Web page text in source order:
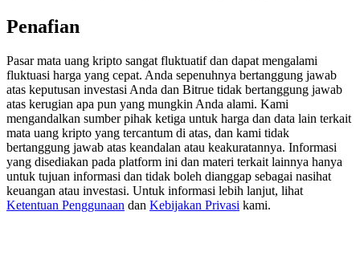
Precious Metals Trading Carnival
Trade Gold & Silver · 33,333 USDT Bonus
USDT New User Exclusive 10% APR
USDT Flexible Staking | Daily Rewards
Penafian
Pasar mata uang kripto sangat fluktuatif dan dapat mengalami
fluktuasi harga yang cepat. Anda sepenuhnya bertanggung jawab
atas keputusan investasi Anda dan Bitrue tidak bertanggung jawab
atas kerugian apa pun yang mungkin Anda alami. Kami
mengandalkan sumber pihak ketiga untuk harga dan data lain terkait
mata uang kripto yang tercantum di atas, dan kami tidak
bertanggung jawab atas keandalan atau keakuratannya. Informasi
yang disediakan pada platform ini dan materi terkait lainnya hanya
untuk tujuan informasi dan tidak boleh dianggap sebagai nasihat
keuangan atau investasi. Untuk informasi lebih lanjut, lihat
Ketentuan Penggunaan dan Kebijakan Privasi kami.